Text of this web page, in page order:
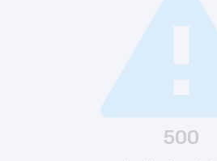
500